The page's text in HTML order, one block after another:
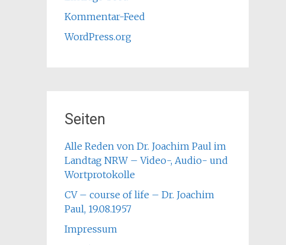
Kommentar-Feed
WordPress.org
Seiten
Alle Reden von Dr. Joachim Paul im
Landtag NRW – Video-, Audio- und
Wortprotokolle
CV – course of life – Dr. Joachim
Paul, 19.08.1957
Impressum